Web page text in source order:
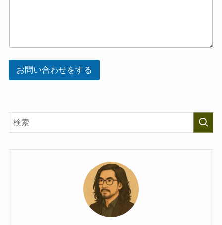
お問い合わせをする